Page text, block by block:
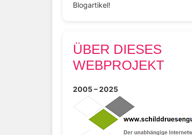
Blogartikel!
ÜBER DIESES
WEBPROJEKT
2005 – 2025